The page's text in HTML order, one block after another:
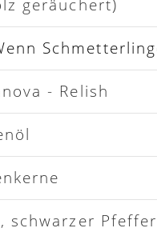
geräuchert)
- Relish
schwarzer Pfeffer